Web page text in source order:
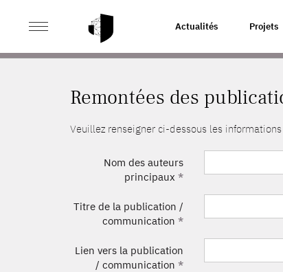
Actualités Projets
ACCUEIL REMONTÉES DES PUBLICATIONS
Remontées des
Veuillez renseigner ci-dessous les
Nom des auteurs
principaux *
Titre de la publication /
communication *
Lien vers la publication
/ communication *